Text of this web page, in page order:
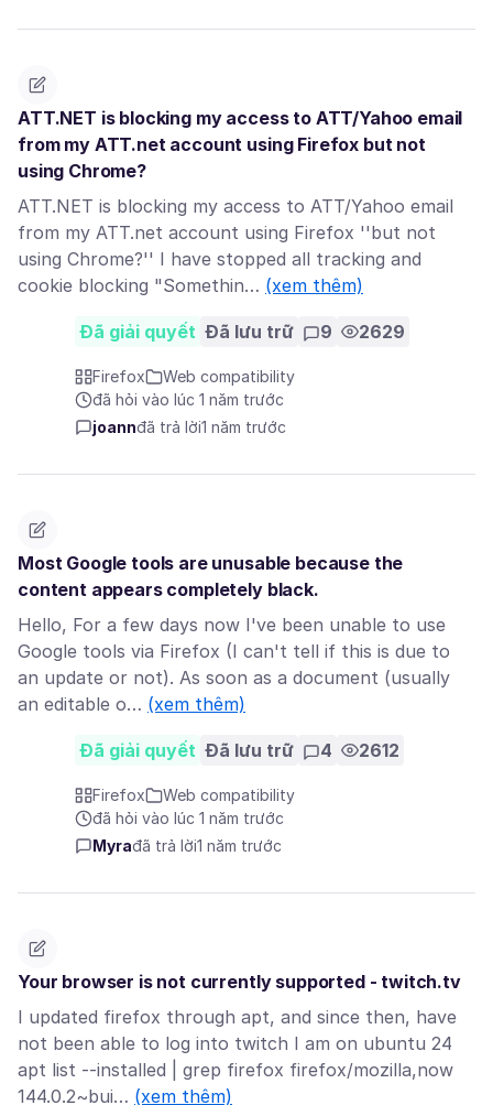
ATT.NET is blocking my access to ATT/Yahoo email
from my ATT.net account using Firefox but not
using Chrome?
ATT.NET is blocking my access to ATT/Yahoo email
from my ATT.net account using Firefox ''but not
using Chrome?'' I have stopped all tracking and
cookie blocking "Somethin… (xem thêm)
Đã giải quyết Đã lưu trữ 9 2629
Firefox
Web compatibility
đã hỏi vào lúc 1 năm trước
joannđã trả lời1 năm trước
Most Google tools are unusable because the
content appears completely black.
Hello, For a few days now I've been unable to use
Google tools via Firefox (I can't tell if this is due to
an update or not). As soon as a document (usually
an editable o… (xem thêm)
Đã giải quyết Đã lưu trữ 4 2612
Firefox
Web compatibility
đã hỏi vào lúc 1 năm trước
Myrađã trả lời1 năm trước
Your browser is not currently supported - twitch.tv
I updated firefox through apt, and since then, have
not been able to log into twitch I am on ubuntu 24
apt list --installed | grep firefox firefox/mozilla,now
144.0.2~bui… (xem thêm)